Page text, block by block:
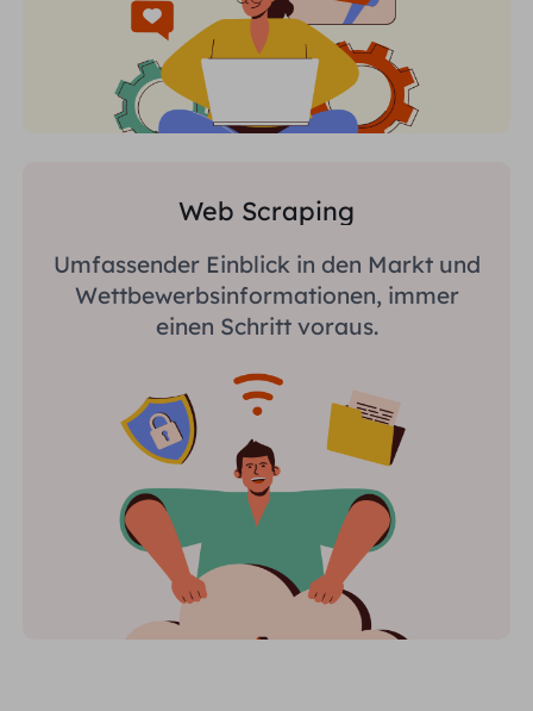
Web Scraping
Umfassender Einblick in den Markt und
Wettbewerbsinformationen, immer
einen Schritt voraus.